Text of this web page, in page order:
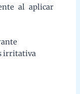
propiedades
ansiedad